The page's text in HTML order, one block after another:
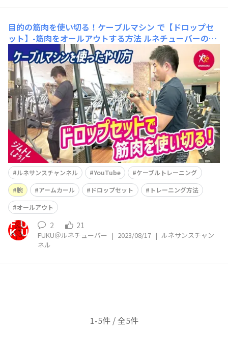
目的の筋肉を使い切る！ケーブルマシン で【ドロップセ
ット】-筋肉をオールアウトする方法 ルネチューバーのFU
KUです！ ルネサンス公式YouTube「ルネサンスチャンネ
ル」を更新しました(^^)/ 今回は 目的の筋肉を使い切る！
ケーブルマシン で【ドロップセット】-筋肉をオールアウ
トする方法 という内容です。 1人で筋肉を使いきる、効
ルネサンスチャンネル YouTube
ケーブルトレーニング
腕
アームカール ドロップセット
トレーニング方法
オールアウト
2 21
FUKU＠ルネチューバー | 2023/08/17 | ルネサンスチャン
ネル
1-5件 / 全5件